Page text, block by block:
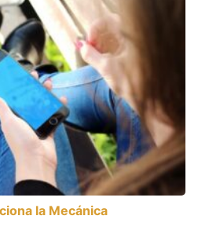
la Mecánica